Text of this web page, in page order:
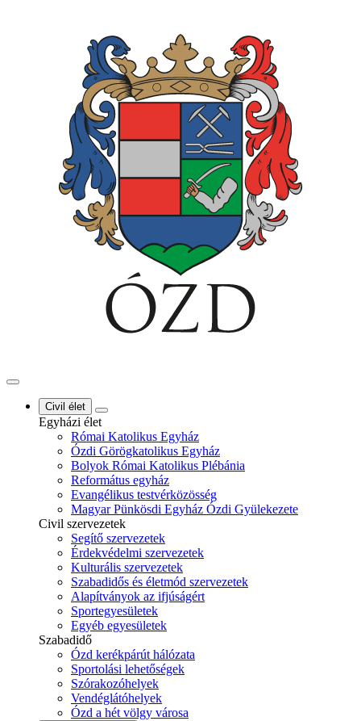
Civil élet
Egyházi élet
Római Katolikus Egyház
Ózdi Görögkatolikus Egyház
Bolyok Római Katolikus Plébánia
Református egyház
Evangélikus testvérközösség
Magyar Pünkösdi Egyház Ózdi Gyülekezete
Civil szervezetek
Segítő szervezetek
Érdekvédelmi szervezetek
Kulturális szervezetek
Szabadidős és életmód szervezetek
Alapítványok az ifjúságért
Sportegyesületek
Egyéb egyesületek
Szabadidő
Ózd kerékpárút hálózata
Sportolási lehetőségek
Szórakozóhelyek
Vendéglátóhelyek
Ózd a hét völgy városa